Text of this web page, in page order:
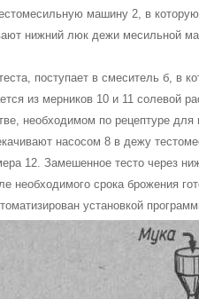
машину 2, в
нижний люк дежи месильной
поступает в смеситель б, в
из мерников 10 и 11 солевой
необходимом по рецептуре для
насосом 8 в дежу
12. Замешенное тесто через
необходимого срока брожения
установкой